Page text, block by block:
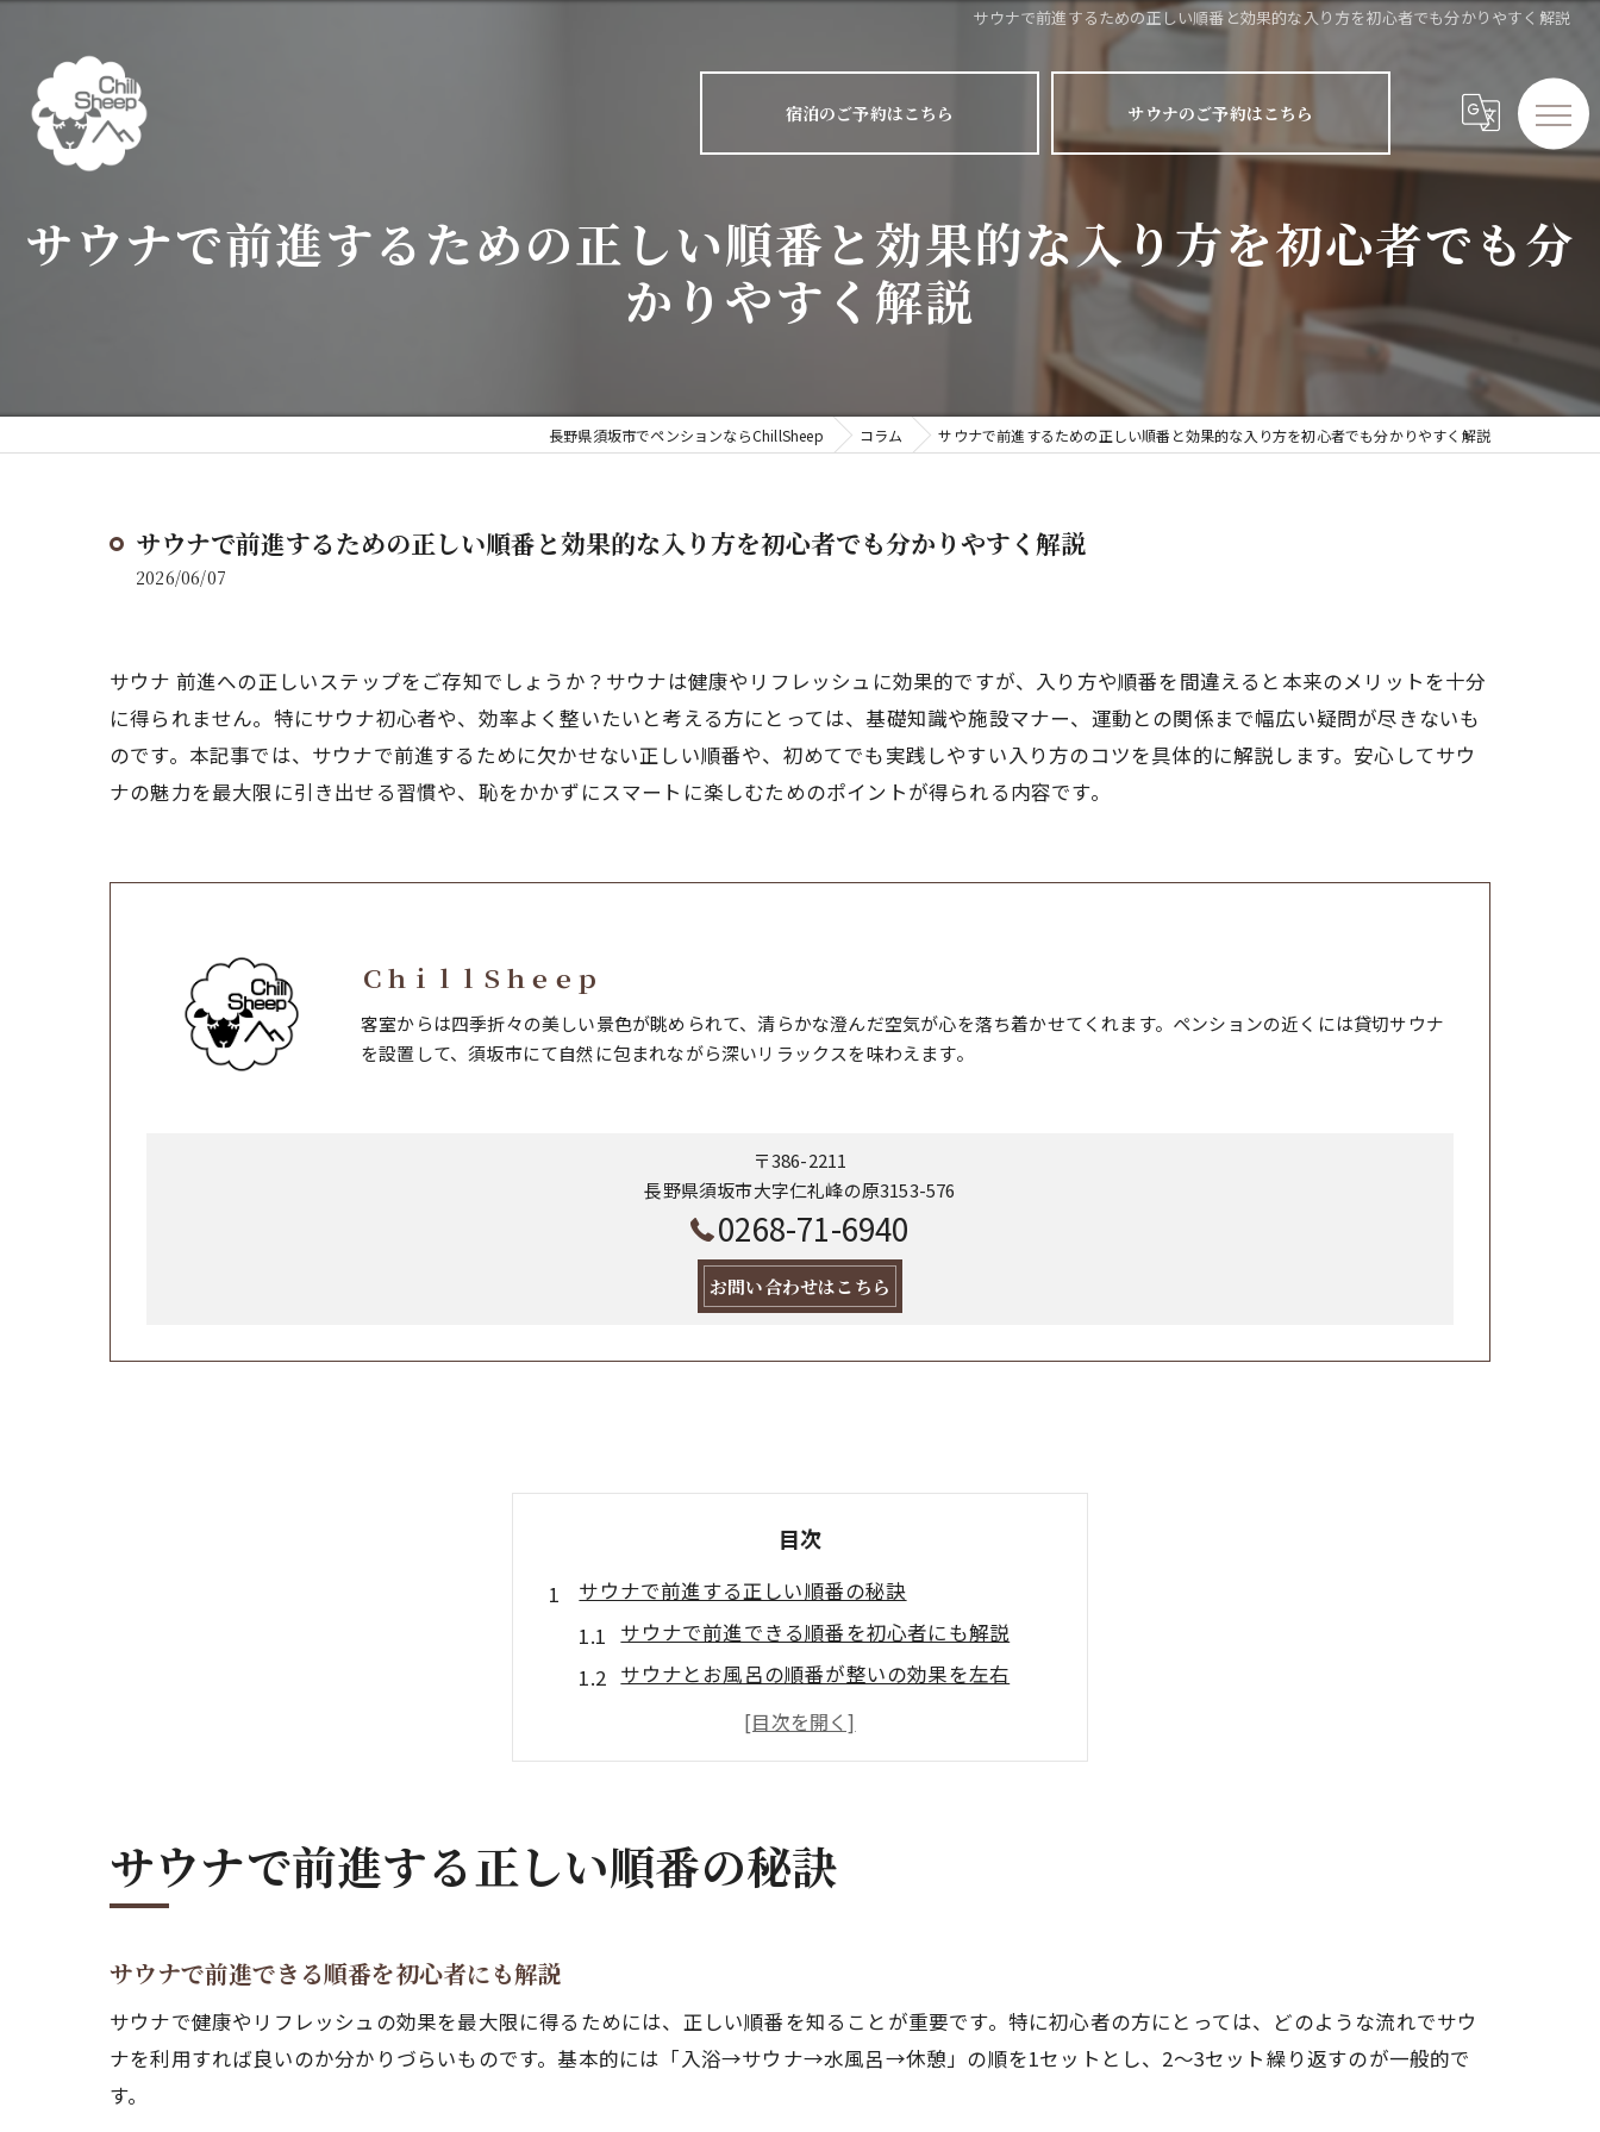
サウナで前進するための正しい順番と効果的な入り方を初心者でも分かりやすく解説
宿泊のご予約はこちら サウナのご予約はこちら
サウナで前進するための正しい順番と効果的な入り方を初心者でも分
かりやすく解説
長野県須坂市でペンションならChillSheep コラム サウナで前進するための正しい順番と効果的な入り方を初心者でも分かりやすく解説
サウナで前進するための正しい順番と効果的な入り方を初心者でも分かりやすく解説
2026/06/07
サウナ 前進への正しいステップをご存知でしょうか？サウナは健康やリフレッシュに効果的ですが、入り方や順番を間違えると本来のメリットを十分
に得られません。特にサウナ初心者や、効率よく整いたいと考える方にとっては、基礎知識や施設マナー、運動との関係まで幅広い疑問が尽きないも
のです。本記事では、サウナで前進するために欠かせない正しい順番や、初めてでも実践しやすい入り方のコツを具体的に解説します。安心してサウ
ナの魅力を最大限に引き出せる習慣や、恥をかかずにスマートに楽しむためのポイントが得られる内容です。
ＣｈｉｌｌＳｈｅｅｐ
客室からは四季折々の美しい景色が眺められて、清らかな澄んだ空気が心を落ち着かせてくれます。ペンションの近くには貸切サウナ
を設置して、須坂市にて自然に包まれながら深いリラックスを味わえます。
〒386-2211
長野県須坂市大字仁礼峰の原3153-576
0268-71-6940
お問い合わせはこちら
目次
サウナで前進する正しい順番の秘訣
サウナで前進できる順番を初心者にも解説
サウナとお風呂の順番が整いの効果を左右
サウナの入り方と入浴順番の基本ポイント
サウナ入る前に意識したい体調管理と準備
入浴とサウナの順番で最大効果を得る方法
入浴前後でサウナの効果がどう変わるか
サウナに入る前にお風呂で準備するメリット
サウナとお風呂のタイミングで導く効果の違い
サウナで前進する正しい順番の秘訣
サウナで前進できる順番を初心者にも解説
サウナで健康やリフレッシュの効果を最大限に得るためには、正しい順番を知ることが重要です。特に初心者の方にとっては、どのような流れでサウ
ナを利用すれば良いのか分かりづらいものです。基本的には「入浴→サウナ→水風呂→休憩」の順を1セットとし、2～3セット繰り返すのが一般的で
す。